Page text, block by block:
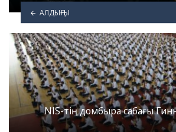
АЛДЫҢҒЫ
NIS-тің домбыра сабағы